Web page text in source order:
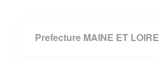
Prefecture MAINE ET LOIRE